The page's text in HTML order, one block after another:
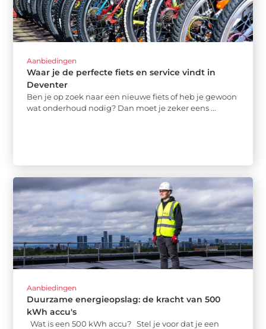
Aanbiedingen
Waar je de perfecte fiets en service vindt in
Deventer
Ben je op zoek naar een nieuwe fiets of heb je gewoon
wat onderhoud nodig? Dan moet je zeker eens ...
Aanbiedingen
Duurzame energieopslag: de kracht van 500
kWh accu's
Wat is een 500 kWh accu? Stel je voor dat je een